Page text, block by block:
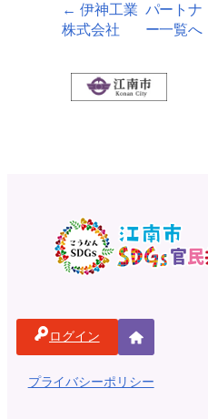
← 伊神工業
株式会社
パートナ
ー一覧へ
ログイン
ー
プライバシーポリシー